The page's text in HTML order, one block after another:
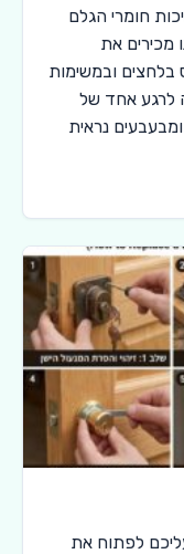
חומרי הגלם
מכירים את
ובמשימות
לרגע אחד של
נראית
לפתוח את